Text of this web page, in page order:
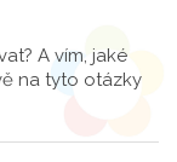
A vím, jaké
na tyto otázky